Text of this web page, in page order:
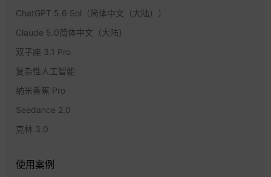
ChatGPT 5.6 Sol（简体中文（大陆））
Claude 5.0简体中文（大陆）
双子座 3.1 Pro
复杂性人工智能
纳米香蕉 Pro
Seedance 2.0
克林 3.0
使用案例